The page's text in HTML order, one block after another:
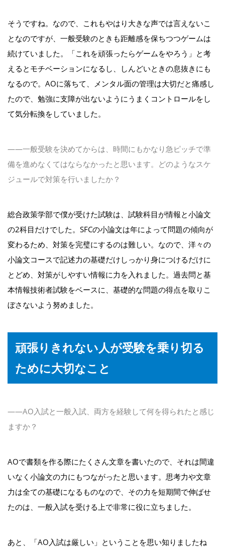
そうですね。なので、これもやはり大きな声では言えないこ
となのですが、一般受験のときも距離感を保ちつつゲームは
続けていました。「これを頑張ったらゲームをやろう」と考
えるとモチベーションになるし、しんどいときの息抜きにも
なるので。AOに落ちて、メンタル面の管理は大切だと痛感し
たので、勉強に支障が出ないようにうまくコントロールをし
て気分転換をしていました。
――一般受験を決めてからは、時間にもかなり急ピッチで準
備を進めなくてはならなかったと思います。どのようなスケ
ジュールで対策を行いましたか？
総合政策学部で僕が受けた試験は、試験科目が情報と小論文
の2科目だけでした。SFCの小論文は年によって問題の傾向が
変わるため、対策を完璧にするのは難しい。なので、洋々の
小論文コースで記述力の基礎だけしっかり身につけるだけに
とどめ、対策がしやすい情報に力を入れました。過去問と基
本情報技術者試験をベースに、基礎的な問題の得点を取りこ
ぼさないよう努めました。
頑張りきれない人が受験を乗り切る
ために大切なこと
――AO入試と一般入試、両方を経験して何を得られたと感じ
ますか？
AOで書類を作る際にたくさん文章を書いたので、それは間違
いなく小論文の力にもつながったと思います。思考力や文章
力は全ての基礎になるものなので、その力を短期間で伸ばせ
たのは、一般入試を受ける上で非常に役に立ちました。
あと、「AO入試は厳しい」ということを思い知りましたね